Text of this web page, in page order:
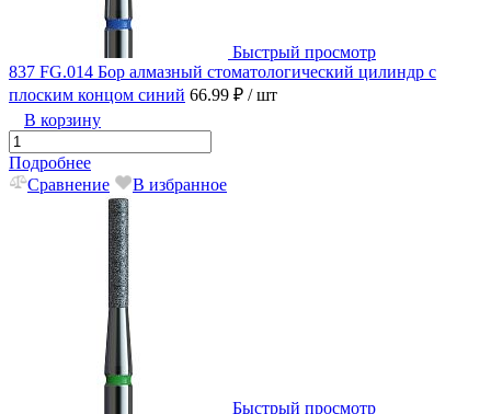
Быстрый просмотр
837 FG.014 Бор алмазный стоматологический цилиндр с
плоским концом синий 66.99 ₽ / шт
В корзину
Подробнее
Сравнение
В избранное
Быстрый просмотр